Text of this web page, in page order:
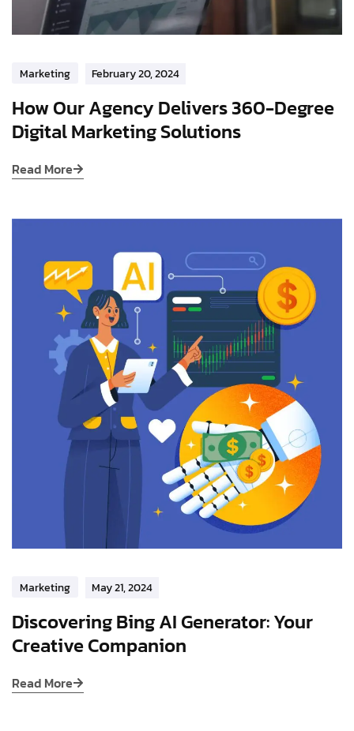
Marketing February 20, 2024
How Our Agency Delivers 360-Degree
Digital Marketing Solutions
Read More
Marketing May 21, 2024
Discovering Bing AI Generator: Your
Creative Companion
Read More